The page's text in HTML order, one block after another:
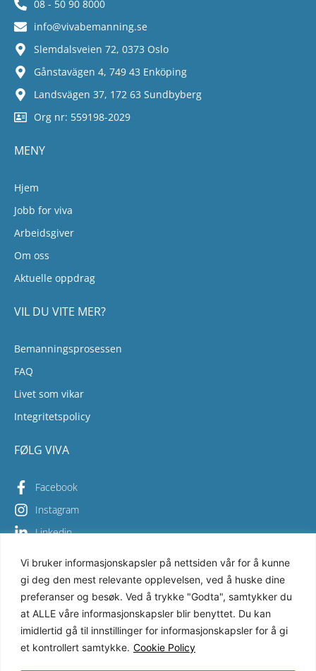
Vi bruker informasjonskapsler på nettsiden vår for å kunne
gi deg den mest relevante opplevelsen, ved å huske dine
preferanser og besøk. Ved å trykke "Godta", samtykker du
at ALLE våre informasjonskapsler blir benyttet. Du kan
imidlertid gå til innstillinger for informasjonskapsler for å gi
et kontrollert samtykke. Cookie Policy
08 - 50 90 8000
info@vivabemanning.se
Slemdalsveien 72, 0373 Oslo
Gånstavägen 4, 749 43 Enköping
Landsvägen 37, 172 63 Sundbyberg
Org nr: 559198-2029
MENY
Hjem
Jobb for viva
Arbeidsgiver
Om oss
Aktuelle oppdrag
VIL DU VITE MER?
Bemanningsprosessen
FAQ
Livet som vikar
Integritetspolicy
FØLG VIVA
Facebook
Instagram
Linkedin
Copyright © 2026 Viva Bemanning – All Rights Reserved
Vi i Viva Bemanning sikrer høy kvalitet i alt vi gjør og er
svært opptatt av miljøet. Derfor har vi sertifisert
virksomheten mot de internasjonale ISO-standardene